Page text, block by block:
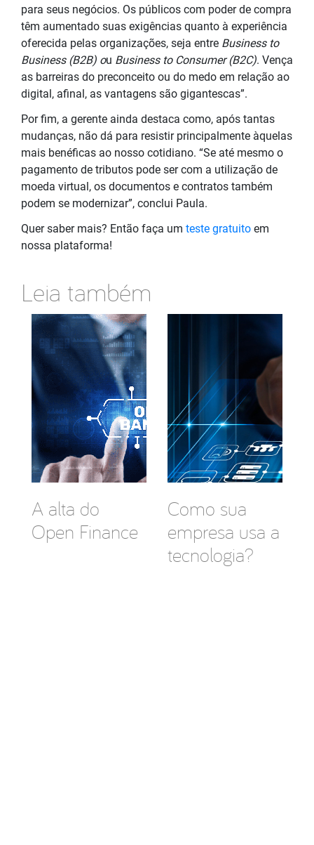
para seus negócios. Os públicos com poder de compra
têm aumentado suas exigências quanto à experiência
oferecida pelas organizações, seja entre Business to
Business (B2B) ou Business to Consumer (B2C). Vença
as barreiras do preconceito ou do medo em relação ao
digital, afinal, as vantagens são gigantescas”.
Por fim, a gerente ainda destaca como, após tantas
mudanças, não dá para resistir principalmente àquelas
mais benéficas ao nosso cotidiano. “Se até mesmo o
pagamento de tributos pode ser com a utilização de
moeda virtual, os documentos e contratos também
podem se modernizar”, conclui Paula.
Quer saber mais? Então faça um teste gratuito em
nossa plataforma!
Leia também
A alta do
Open Finance
Como sua
empresa usa a
tecnologia?